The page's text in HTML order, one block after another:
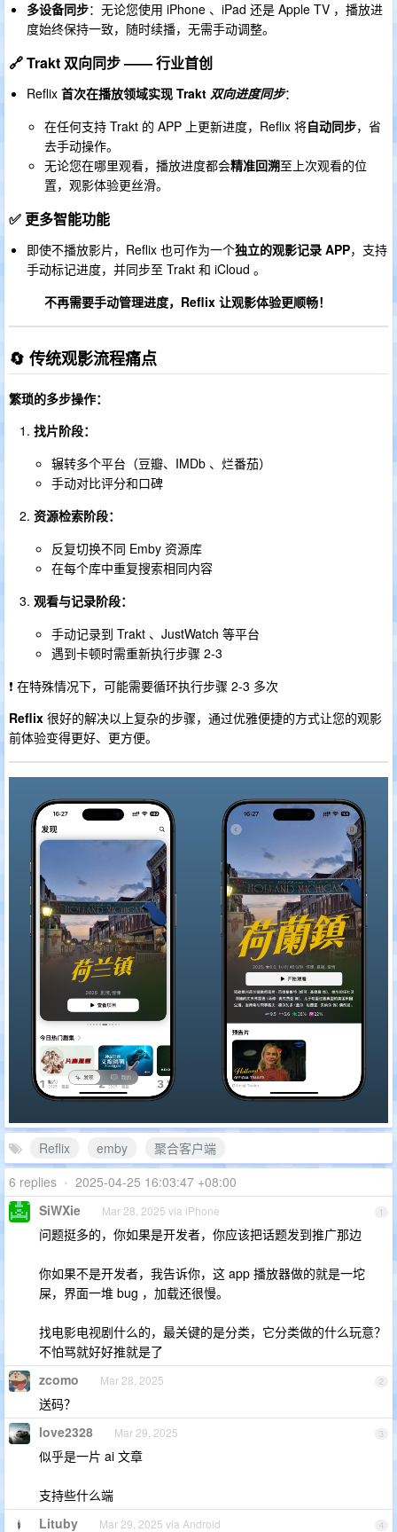
多设备同步：无论您使用 iPhone 、iPad 还是 Apple TV ，播放进
度始终保持一致，随时续播，无需手动调整。
🔗 Trakt 双向同步 —— 行业首创
Reflix 首次在播放领域实现 Trakt 双向进度同步：
在任何支持 Trakt 的 APP 上更新进度，Reflix 将自动同步，省
去手动操作。
无论您在哪里观看，播放进度都会精准回溯至上次观看的位
置，观影体验更丝滑。
✅ 更多智能功能
即使不播放影片，Reflix 也可作为一个独立的观影记录 APP，支持
手动标记进度，并同步至 Trakt 和 iCloud 。
不再需要手动管理进度，Reflix 让观影体验更顺畅！
🔄 传统观影流程痛点
繁琐的多步操作：
找片阶段：
辗转多个平台（豆瓣、IMDb 、烂番茄）
手动对比评分和口碑
资源检索阶段：
反复切换不同 Emby 资源库
在每个库中重复搜索相同内容
观看与记录阶段：
手动记录到 Trakt 、JustWatch 等平台
遇到卡顿时需重新执行步骤 2-3
❗ 在特殊情况下，可能需要循环执行步骤 2-3 多次
Reflix 很好的解决以上复杂的步骤，通过优雅便捷的方式让您的观影
前体验变得更好、更方便。
Reflix emby
聚合客户端
6 replies • 2025-04-25 16:03:47 +08:00
1
SiWXie Mar 28, 2025 via iPhone
问题挺多的，你如果是开发者，你应该把话题发到推广那边
你如果不是开发者，我告诉你，这 app 播放器做的就是一坨
屎，界面一堆 bug ，加载还很慢。
找电影电视剧什么的，最关键的是分类，它分类做的什么玩意？
不怕骂就好好推就是了
2
zcomo Mar 28, 2025
送码？
3
love2328 Mar 29, 2025
似乎是一片 ai 文章
支持些什么端
4
Lituby Mar 29, 2025 via Android